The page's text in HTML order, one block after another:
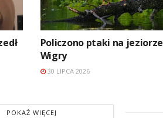
Policzono ptaki na jeziorze
Wigry
30 LIPCA 2026
POKAŻ WIĘCEJ